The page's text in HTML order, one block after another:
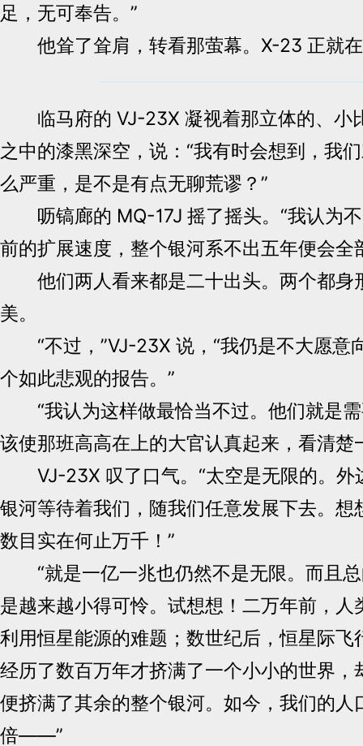
足，无可奉告。”
他耸了耸肩，转看那萤幕。X-23 正就
临马府的 VJ-23X 凝视着那立体的、小
之中的漆黑深空，说：“我有时会想到，我
么严重，是不是有点无聊荒谬？”
呖镐廊的 MQ-17J 摇了摇头。“我认为
前的扩展速度，整个银河系不出五年便会全
他们两人看来都是二十出头。两个都身
美。
“不过，”VJ-23X 说，“我仍是不大愿意
个如此悲观的报告。”
“我认为这样做最恰当不过。他们就是需
该使那班高高在上的大官认真起来，看清楚
VJ-23X 叹了口气。“太空是无限的。外
银河等待着我们，随我们任意发展下去。想
数目实在何止万千！”
“就是一亿一兆也仍然不是无限。而且总
是越来越小得可怜。试想想！二万年前，人
利用恒星能源的难题；数世纪后，恒星际飞
经历了数百万年才挤满了一个小小的世界，
便挤满了其余的整个银河。如今，我们的人
倍——”